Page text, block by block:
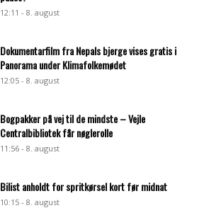
12:11 - 8. august
Dokumentarfilm fra Nepals bjerge vises gratis i
Panorama under Klimafolkemødet
12:05 - 8. august
Bogpakker på vej til de mindste – Vejle
Centralbibliotek får nøglerolle
11:56 - 8. august
Bilist anholdt for spritkørsel kort før midnat
10:15 - 8. august